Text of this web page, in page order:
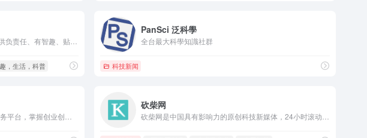
果壳网是一个泛科技主题网站，提供负责任、有智趣、贴近生活的内容，你可以在这里阅读、分享、交流、提问。果壳网致力于让科技兴趣成为人们文化生活和娱乐生活的重要元素。
，生活，科普
PanSci 泛科學
全台最大科學知識社群
科技新闻
砍柴网